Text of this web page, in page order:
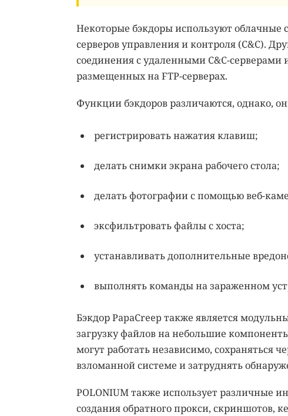
Некоторые бэкдоры используют облачные
серверов управления и контроля (C&C).
соединения с удаленными C&C-
размещенных на FTP-серверах.
Функции бэкдоров различаются, однако,
регистрировать нажатия клавиш;
делать снимки экрана рабочего стола;
делать фотографии с помощью веб-
эксфильтровать файлы с хоста;
устанавливать дополнительные
выполнять команды на зараженном
Бэкдор PapaCreep также является
загрузку файлов на небольшие
могут работать независимо, сохраняться
взломанной системе и затруднять
POLONIUM также использует различные
создания обратного прокси, скриншотов,